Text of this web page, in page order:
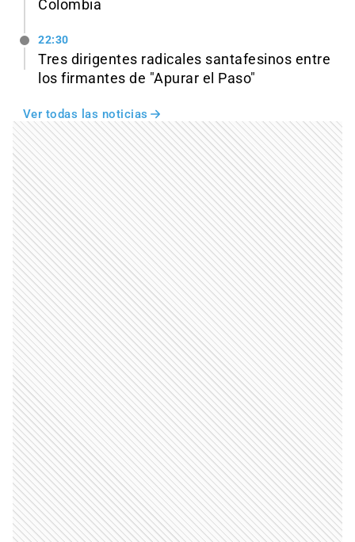
Colombia
22:30
Tres dirigentes radicales santafesinos entre
los firmantes de "Apurar el Paso"
Ver todas las noticias